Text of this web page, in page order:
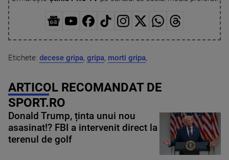
Etichete: decese gripa, gripa, morti gripa,
ARTICOL RECOMANDAT DE
SPORT.RO
Donald Trump, ținta unui nou
asasinat!? FBI a intervenit direct la
terenul de golf